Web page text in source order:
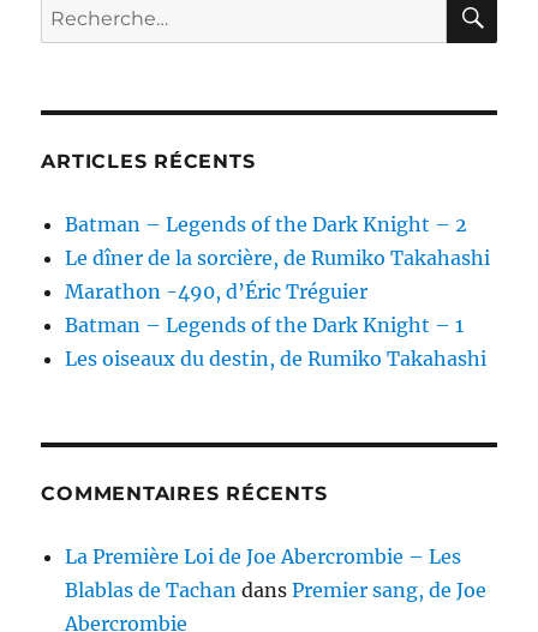
Steven
Erikson
Recherche
pour :
ARTICLES RÉCENTS
Batman – Legends of the Dark Knight – 2
Le dîner de la sorcière, de Rumiko Takahashi
Marathon -490, d’Éric Tréguier
Batman – Legends of the Dark Knight – 1
Les oiseaux du destin, de Rumiko Takahashi
COMMENTAIRES RÉCENTS
La Première Loi de Joe Abercrombie – Les
Blablas de Tachan dansPremier sang, de Joe
Abercrombie